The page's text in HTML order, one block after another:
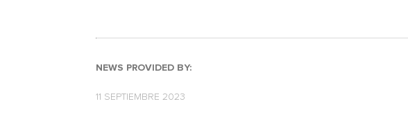
NEWS PROVIDED BY:
11 SEPTIEMBRE 2023